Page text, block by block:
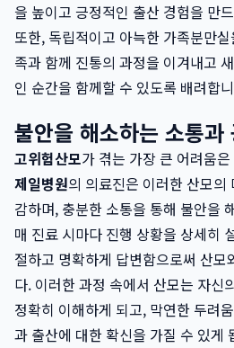
을 높이고 긍정적인 출산 경험을 만
또한, 독립적이고 아늑한 가족분만
족과 함께 진통의 과정을 이겨내고
인 순간을 함께할 수 있도록 배려합
불안을 해소하는 소통과
고위험산모가 겪는 가장 큰 어려움
제일병원의 의료진은 이러한 산모의
감하며, 충분한 소통을 통해 불안을
매 진료 시마다 진행 상황을 상세히
절하고 명확하게 답변함으로써 산모
다. 이러한 과정 속에서 산모는 자신
정확히 이해하게 되고, 막연한 두려
과 출산에 대한 확신을 가질 수 있게